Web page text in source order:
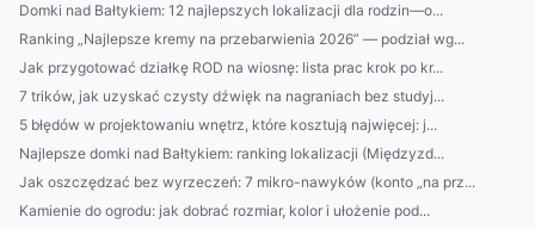
Domki nad Bałtykiem: 12 najlepszych lokalizacji dla rodzin—o...
Ranking „Najlepsze kremy na przebarwienia 2026” — podział wg...
Jak przygotować działkę ROD na wiosnę: lista prac krok po kr...
7 trików, jak uzyskać czysty dźwięk na nagraniach bez studyj...
5 błędów w projektowaniu wnętrz, które kosztują najwięcej: j...
Najlepsze domki nad Bałtykiem: ranking lokalizacji (Międzyzd...
Jak oszczędzać bez wyrzeczeń: 7 mikro-nawyków (konto „na prz...
Kamienie do ogrodu: jak dobrać rozmiar, kolor i ułożenie pod...